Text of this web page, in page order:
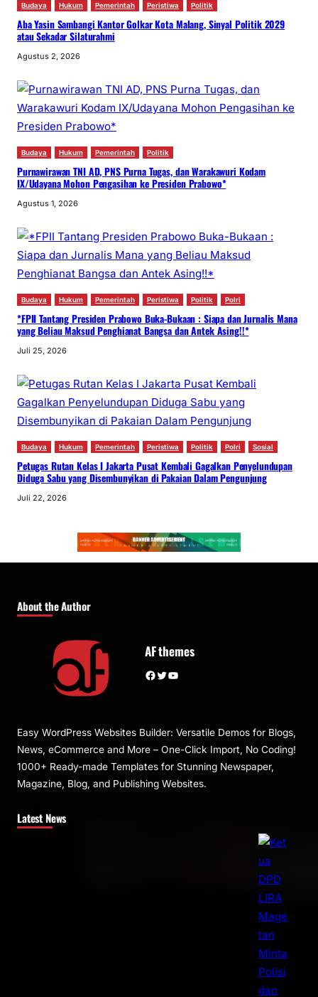
Budaya Hukum Pemerintah Peristiwa Politik
Aba Yasin Sambangi Kantor Golkar Kota Malang, Sinyal Politik 2029
atau Sekadar Silaturahmi
Agustus 2, 2026
Budaya Hukum Pemerintah Politik
Purnawirawan TNI AD, PNS Purna Tugas, dan Warakawuri Kodam
IX/Udayana Mohon Pengasihan ke Presiden Prabowo*
Agustus 1, 2026
Budaya Hukum Pemerintah Peristiwa Politik Polri
*FPII Tantang Presiden Prabowo Buka-Bukaan : Siapa dan Jurnalis Mana
yang Beliau Maksud Penghianat Bangsa dan Antek Asing!!*
Juli 25, 2026
Budaya Hukum Pemerintah Peristiwa Politik Polri Sosial
Petugas Rutan Kelas I Jakarta Pusat Kembali Gagalkan Penyelundupan
Diduga Sabu yang Disembunyikan di Pakaian Dalam Pengunjung
Juli 22, 2026
About the Author
AF themes
Facebook Twitter YouTube
Easy WordPress Websites Builder: Versatile Demos for Blogs,
News, eCommerce and More – One-Click Import, No Coding!
1000+ Ready-made Templates for Stunning Newspaper,
Magazine, Blog, and Publishing Websites.
Latest News